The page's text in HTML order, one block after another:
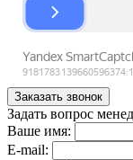
Задать вопрос
Ваше имя:
E-mail: